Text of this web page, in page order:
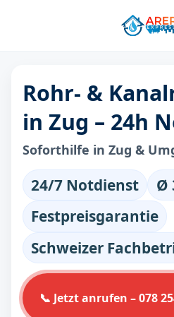
Rohr- &
in Zug – 24h
Soforthilfe in Zug &
24/7 Notdienst
Ø
Festpreisgarantie
Schweizer
📞 Jetzt anrufen – 078